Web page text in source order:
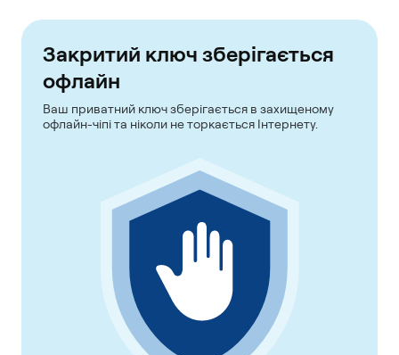
Закритий ключ зберігається
офлайн
Ваш приватний ключ зберігається в захищеному
офлайн-чіпі та ніколи не торкається Інтернету.